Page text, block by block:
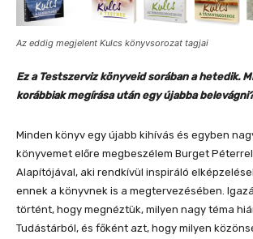
Az eddig megjelent Kulcs könyvsorozat tagjai
Ez a Testszerviz könyveid sorában a hetedik.
korábbiak megírása után egy újabba belevágni?
Minden könyv egy újabb kihívás és egyben
könyvemet előre megbeszélem Burget
Alapítójával, aki rendkívül inspiráló
ennek a könyvnek is a megtervezésében.
történt, hogy megnéztük, milyen nagy téma
Tudástárból, és főként azt, hogy milyen